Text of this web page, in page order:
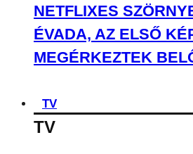
NETFLIXES
ÉVADA, AZ ELSŐ
MEGÉRKEZTEK
TV
TV